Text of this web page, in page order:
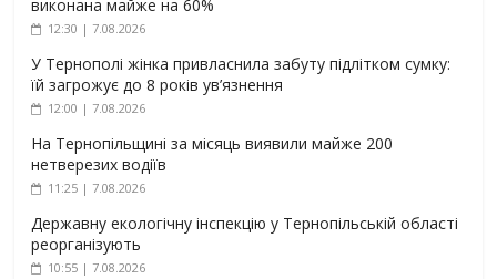
виконана майже на 60%
12:30 | 7.08.2026
У Тернополі жінка привласнила забуту підлітком сумку:
їй загрожує до 8 років ув’язнення
12:00 | 7.08.2026
На Тернопільщині за місяць виявили майже 200
нетверезих водіїв
11:25 | 7.08.2026
Державну екологічну інспекцію у Тернопільській області
реорганізують
10:55 | 7.08.2026